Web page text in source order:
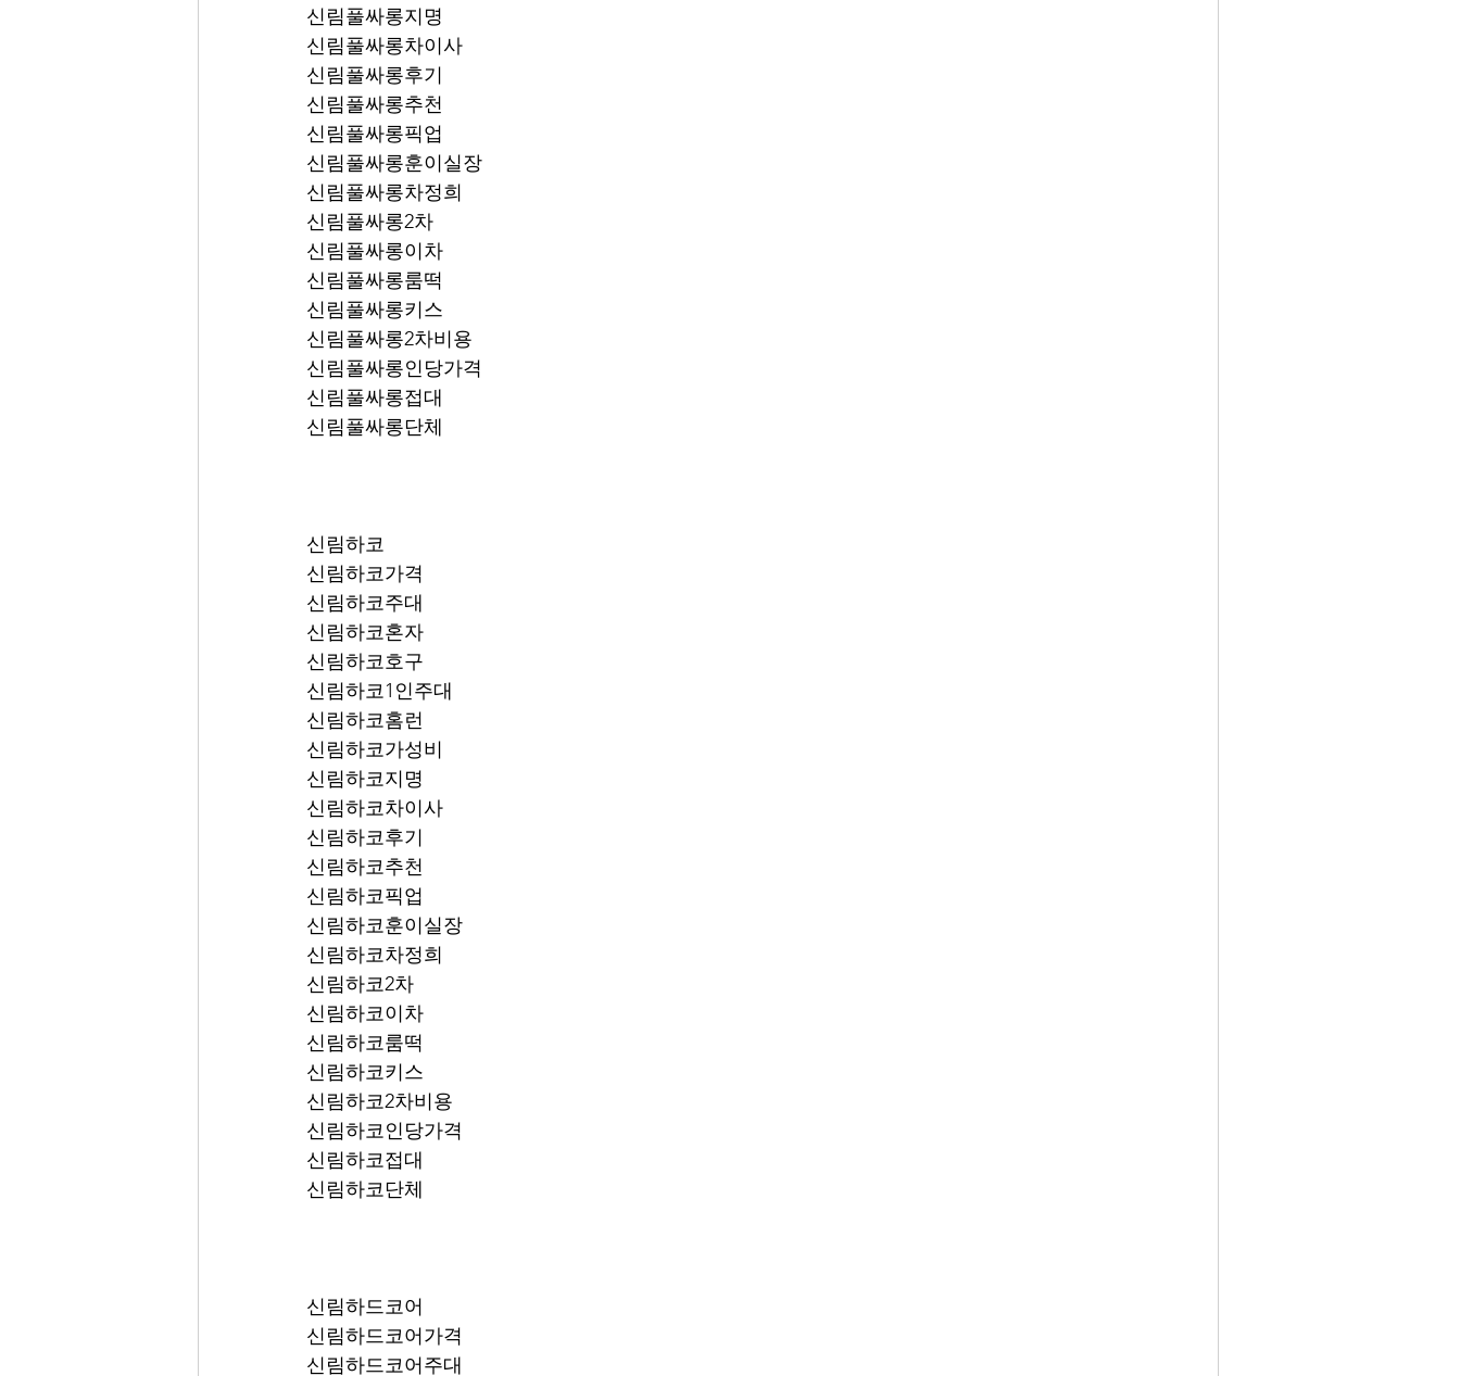
신림풀싸롱지명
신림풀싸롱차이사
신림풀싸롱후기
신림풀싸롱추천
신림풀싸롱훈이실장
신림풀싸롱차정희
신림풀싸롱2차
신림풀싸롱이차
신림풀싸롱룸떡
신림풀싸롱키스
신림풀싸롱2차비용
신림풀싸롱인당가격
신림풀싸롱접대
신림풀싸롱단체
신림하코
신림하코가격
신림하코주대
신림하코혼자
신림하코호구
신림하코1인주대
신림하코홈런
신림하코가성비
신림하코지명
신림하코차이사
신림하코후기
신림하코추천
신림하코훈이실장
신림하코차정희
신림하코2차
신림하코이차
신림하코룸떡
신림하코키스
신림하코2차비용
신림하코인당가격
신림하코접대
신림하코단체
신림하드코어
신림하드코어가격
신림하드코어주대